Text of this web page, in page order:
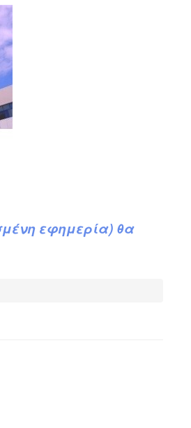
εφημερία) θα